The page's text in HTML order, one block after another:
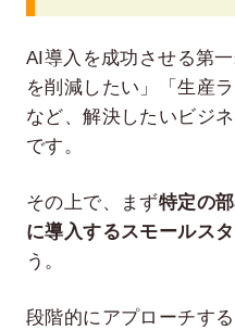
AI導入を成功させる第
を削減したい」「生産
など、解決したいビジ
です。
その上で、まず特定の
に導入するスモールス
う。
段階的にアプローチす